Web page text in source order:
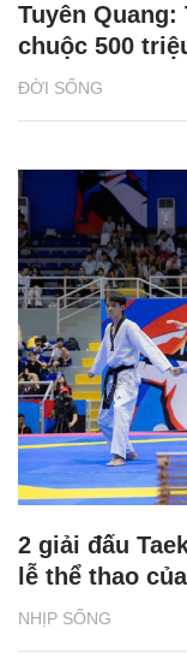
ĐỜI SỐNG
Tuyên
chuộc 500
NHỊP SỐNG
2 giải đấu
lễ thể thao